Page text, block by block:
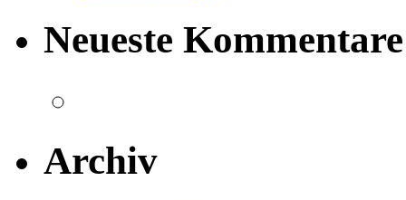
Neueste Kommentare
Archiv